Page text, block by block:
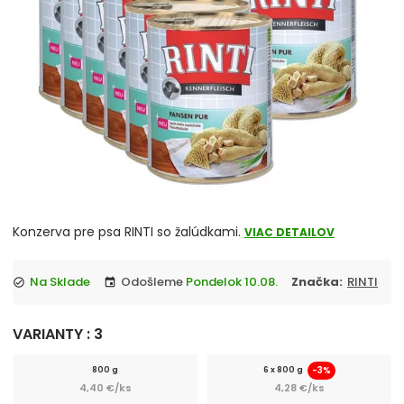
Vitamíny a liečivá
Hračky
Pelechy
Tašky a kabelky
Cestovanie so psom
Antiparazitiká pre psov
Konzerva pre psa RINTI so žalúdkami. VIAC DETAILOV
check_circle Na Sklade event Odošleme Pondelok 10.08. Značka: RINTI
VARIANTY : 3
800 g
4,40 €/ks
6 x 800 g -3%
4,28 €/ks